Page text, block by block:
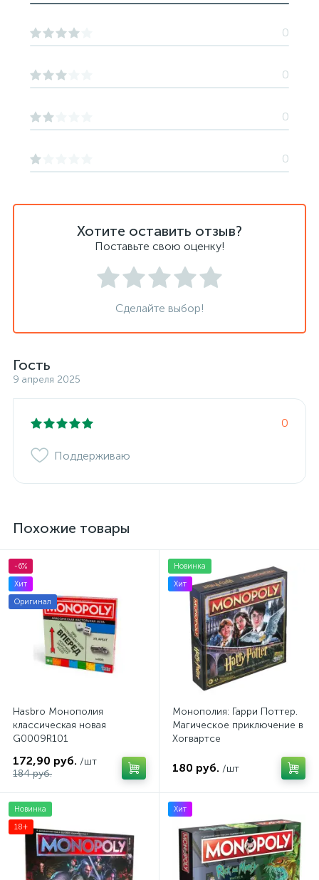
Хотите оставить отзыв?
Поставьте свою оценку!
Сделайте выбор!
Гость
9 апреля 2025
0
Поддерживаю
0
0
0
0
Похожие товары
-6%
Хит
Оригинал
Hasbro Монополия
классическая новая
G0009R101
172,90 руб. /шт
184 руб.
Новинка
Хит
Монополия: Гарри Поттер.
Магическое приключение в
Хогвартсе
180 руб. /шт
Новинка
18+
Хит